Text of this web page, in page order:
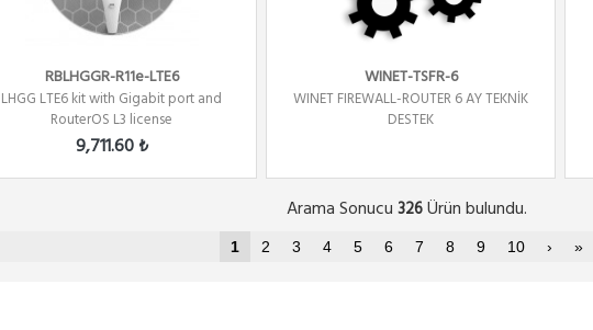
RBLHGGR-R11e-LTE6
LHGG LTE6 kit with Gigabit port and
RouterOS L3 license
9,711.60 ₺
WINET-TSFR-6
WINET FIREWALL-ROUTER 6 AY TEKNİK
DESTEK
Arama Sonucu 326Ürün bulundu.
1 2 3 4 5 6 7 8 9 10 › »